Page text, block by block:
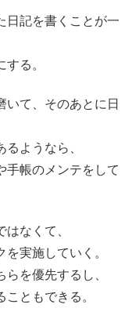
日記を書くことが一
る。
いて、そのあとに日
ようなら、
手帳のメンテをして
なくて、
実施していく。
を優先するし、
ともできる。